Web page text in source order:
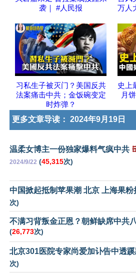
袭｜ #人民报
万人
习私生子被灭门？美国反共
法案痛击中共；金饭碗变定
时炸弹？
史上
月
更多文章导读： 2024年9月19日
温柔女博主一份独家爆料气疯中共
2024/9/22 (45,315次)
中国掀起抵制苹果潮 北京 上海果粉
次)
不满习背叛金正恩？朝鲜缺席中共
(26,773次)
北京301医院专家尚爱加讣告中透
次)